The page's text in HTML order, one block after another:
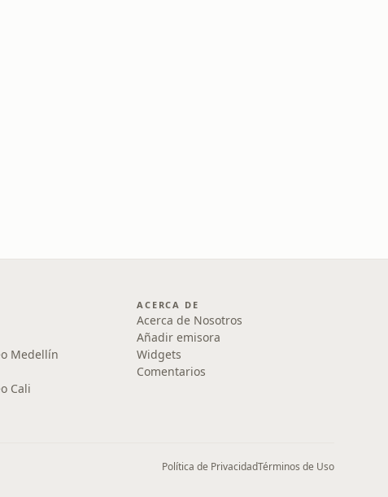
Medellín
Cali
ACERCA DE
Acerca de Nosotros
Añadir emisora
Widgets
Comentarios
Política de PrivacidadTérminos de Uso